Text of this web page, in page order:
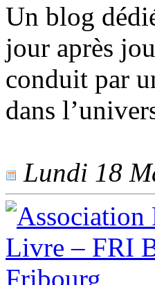
Un blog
jour après
conduit par
dans
Lundi 18